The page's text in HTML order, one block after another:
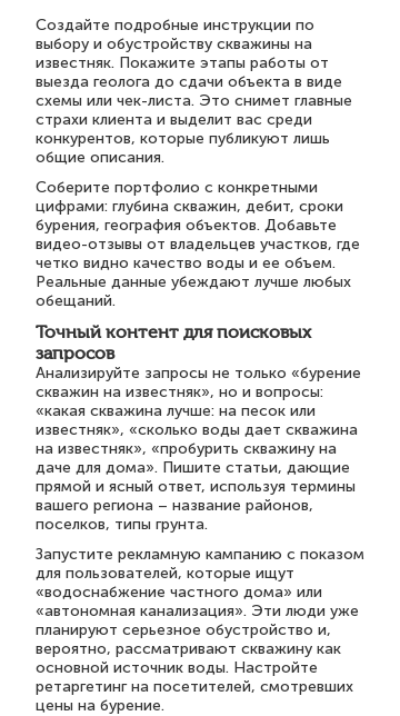
Создайте подробные инструкции по
выбору и обустройству скважины на
известняк. Покажите этапы работы от
выезда геолога до сдачи объекта в виде
схемы или чек-листа. Это снимет главные
страхи клиента и выделит вас среди
конкурентов, которые публикуют лишь
общие описания.
Соберите портфолио с конкретными
цифрами: глубина скважин, дебит, сроки
бурения, география объектов. Добавьте
видео-отзывы от владельцев участков, где
четко видно качество воды и ее объем.
Реальные данные убеждают лучше любых
обещаний.
Точный контент для поисковых
запросов
Анализируйте запросы не только «бурение
скважин на известняк», но и вопросы:
«какая скважина лучше: на песок или
известняк», «сколько воды дает скважина
на известняк», «пробурить скважину на
даче для дома». Пишите статьи, дающие
прямой и ясный ответ, используя термины
вашего региона – название районов,
поселков, типы грунта.
Запустите рекламную кампанию с показом
для пользователей, которые ищут
«водоснабжение частного дома» или
«автономная канализация». Эти люди уже
планируют серьезное обустройство и,
вероятно, рассматривают скважину как
основной источник воды. Настройте
ретаргетинг на посетителей, смотревших
цены на бурение.